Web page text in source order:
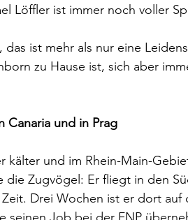
Löffler ist immer noch voller
das ist mehr als nur eine
zu Hause ist, sich aber
Canaria und in Prag
kälter und im Rhein-Main-
die Zugvögel: Er fliegt in den
Drei Wochen ist er dort